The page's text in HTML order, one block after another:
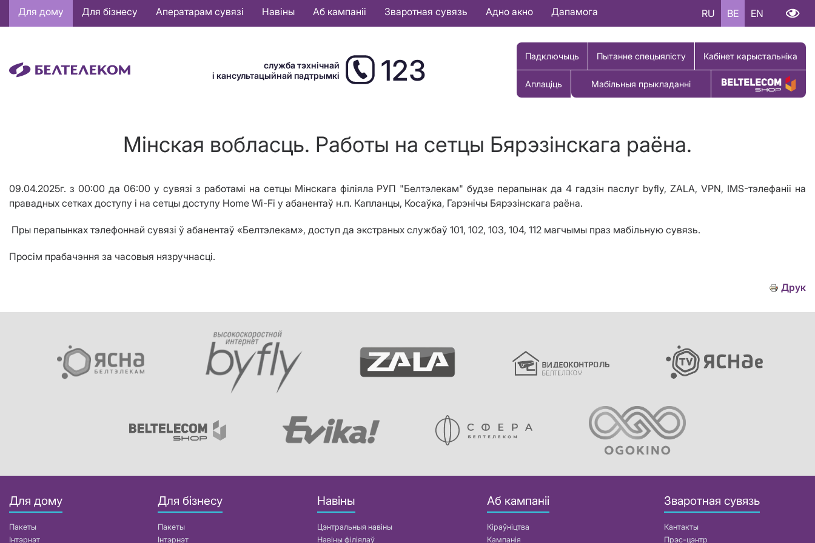
Основная
навигация
Для дому Для бізнесу Аператарам сувязі Навіны Аб кампаніі Зваротная сувязь Адно акно Дапамога RU BE EN
служба тэхнічнай
і кансультацыйнай падтрымкі
123 Падключыць Пытанне спецыялісту Кабінет карыстальніка
Аплаціць Мабільныя прыкладанні Купіць тавар
Мінская вобласць. Работы на сетцы Бярэзінскага раёна.
09.04.2025г. з 00:00 да 06:00 у сувязі з работамі на сетцы Мінскага філіяла РУП "Белтэлекам" будзе перапынак да 4 гадзін паслуг byfly, ZALA, VPN, IMS-тэлефаніі на
правадных сетках доступу і на сетцы доступу Home Wi-Fi у абанентаў н.п. Капланцы, Косаўка, Гарэнічы Бярэзінскага раёна.
Пры перапынках тэлефоннай сувязі ў абанентаў «Белтэлекам», доступ да экстраных службаў 101, 102, 103, 104, 112 магчымы праз мабільную сувязь.
Просім прабачэння за часовыя нязручнасці.
Друк
Для дому
Пакеты
Інтэрнэт
Для бізнесу
Пакеты
Інтэрнэт
Навіны
Цэнтральныя навіны
Навіны філіялаў
Аб кампаніі
Кіраўніцтва
Кампанія
Зваротная сувязь
Кантакты
Прэс-цэнтр